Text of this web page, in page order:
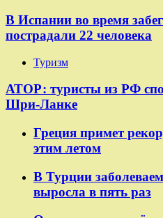
В Испании во время
пострадали 22 человека
Туризм
АТОР: туристы из РФ
Шри-Ланке
Греция примет
этим летом
В Турции
выросла в пять раз